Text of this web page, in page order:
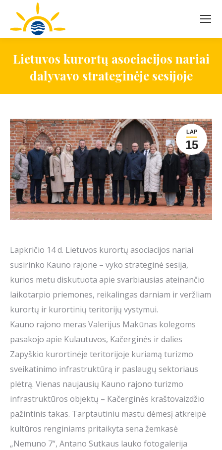
Lietuvos kurortų asociacijos nariai
dalyvavo strateginėje sesijoje
LAP
15
Lapkričio 14 d. Lietuvos kurortų asociacijos nariai
susirinko Kauno rajone – vyko strateginė sesija,
kurios metu diskutuota apie svarbiausias ateinančio
laikotarpio priemones, reikalingas darniam ir veržliam
kurortų ir kurortinių teritorijų vystymui.
Kauno rajono meras Valerijus Makūnas kolegoms
pasakojo apie Kulautuvos, Kačerginės ir dalies
Zapyškio kurortinėje teritorijoje kuriamą turizmo
sveikatinimo infrastruktūrą ir paslaugų sektoriaus
plėtrą. Vienas naujausių Kauno rajono turizmo
infrastruktūros objektų – Kačerginės kraštovaizdžio
pažintinis takas. Tarptautiniu mastu dėmesį atkreipė
kultūros renginiams pritaikyta sena žemkasė
„Nemuno 7“, Antano Sutkaus lauko fotogalerija